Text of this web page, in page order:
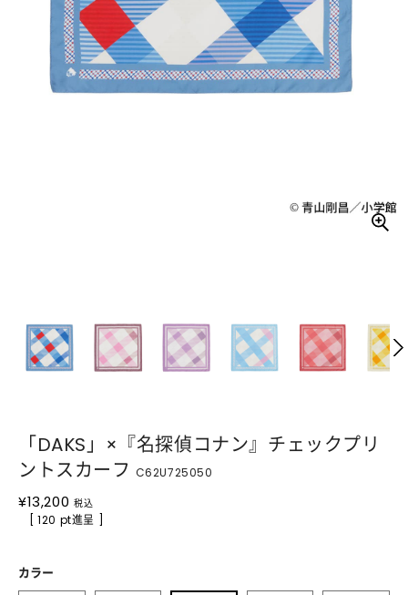
「DAKS」×『名探偵コナン』チェックプリ
ントスカーフ C62U725050
¥13,200 税込
[ 120 pt進呈 ]
カラー